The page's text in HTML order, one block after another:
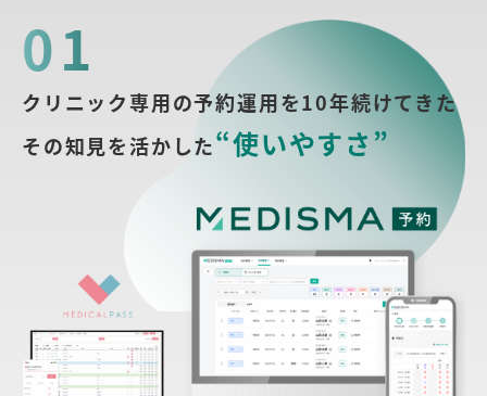
01
クリニック専用の予約運用を10年続けてきた
その知見を活かした“使いやすさ”